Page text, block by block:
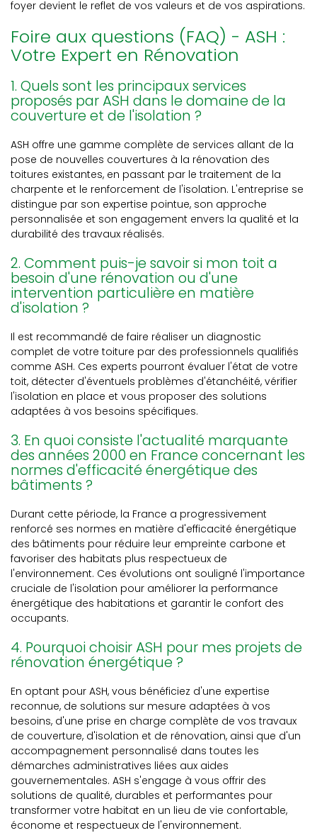
foyer devient le reflet de vos valeurs et de vos aspirations.
Foire aux questions (FAQ) - ASH :
Votre Expert en Rénovation
1. Quels sont les principaux services
proposés par ASH dans le domaine de la
couverture et de l'isolation ?
ASH offre une gamme complète de services allant de la
pose de nouvelles couvertures à la rénovation des
toitures existantes, en passant par le traitement de la
charpente et le renforcement de l'isolation. L'entreprise se
distingue par son expertise pointue, son approche
personnalisée et son engagement envers la qualité et la
durabilité des travaux réalisés.
2. Comment puis-je savoir si mon toit a
besoin d'une rénovation ou d'une
intervention particulière en matière
d'isolation ?
Il est recommandé de faire réaliser un diagnostic
complet de votre toiture par des professionnels qualifiés
comme ASH. Ces experts pourront évaluer l'état de votre
toit, détecter d'éventuels problèmes d'étanchéité, vérifier
l'isolation en place et vous proposer des solutions
adaptées à vos besoins spécifiques.
3. En quoi consiste l'actualité marquante
des années 2000 en France concernant les
normes d'efficacité énergétique des
bâtiments ?
Durant cette période, la France a progressivement
renforcé ses normes en matière d'efficacité énergétique
des bâtiments pour réduire leur empreinte carbone et
favoriser des habitats plus respectueux de
l'environnement. Ces évolutions ont souligné l'importance
cruciale de l'isolation pour améliorer la performance
énergétique des habitations et garantir le confort des
occupants.
4. Pourquoi choisir ASH pour mes projets de
rénovation énergétique ?
En optant pour ASH, vous bénéficiez d'une expertise
reconnue, de solutions sur mesure adaptées à vos
besoins, d'une prise en charge complète de vos travaux
de couverture, d'isolation et de rénovation, ainsi que d'un
accompagnement personnalisé dans toutes les
démarches administratives liées aux aides
gouvernementales. ASH s'engage à vous offrir des
solutions de qualité, durables et performantes pour
transformer votre habitat en un lieu de vie confortable,
économe et respectueux de l'environnement.